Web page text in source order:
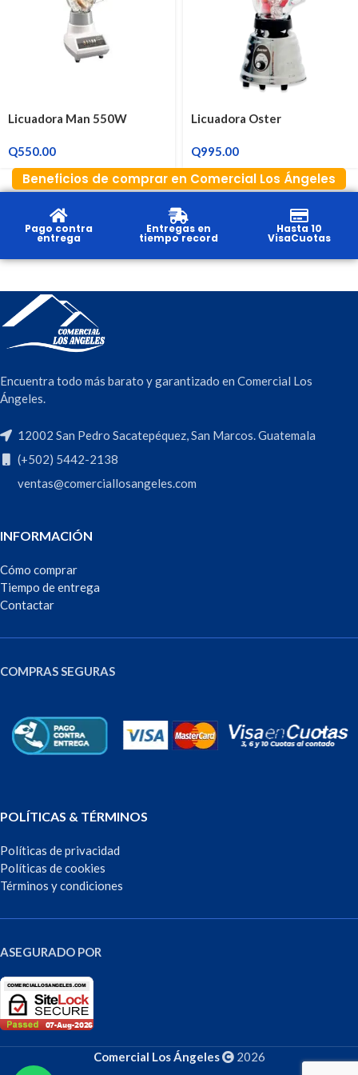
Licuadora Man 550W
Q550.00
Licuadora Oster
Q995.00
Beneficios de comprar en Comercial Los Ángeles
Pago contra
entrega
Entregas en
tiempo record
Hasta 10
VisaCuotas
Encuentra todo más barato y garantizado en Comercial Los
Ángeles.
12002 San Pedro Sacatepéquez, San Marcos. Guatemala
(+502) 5442-2138
ventas@comerciallosangeles.com
INFORMACIÓN
Cómo comprar
Tiempo de entrega
Contactar
COMPRAS SEGURAS
POLÍTICAS & TÉRMINOS
Políticas de privacidad
Políticas de cookies
Términos y condiciones
ASEGURADO POR
Comercial Los Ángeles 2026